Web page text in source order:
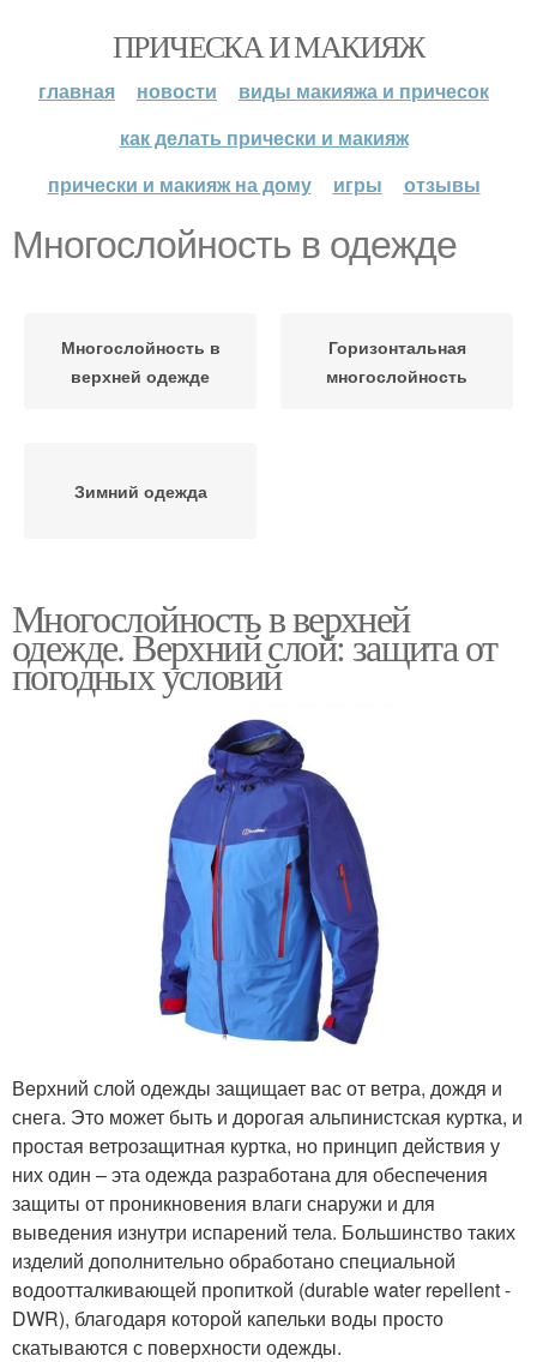
ПРИЧЕСКА И МАКИЯЖ
главная новости
виды макияжа и причесок
как делать прически и макияж
прически и макияж на дому
игры отзывы
Многослойность в одежде
Многослойность в
верхней одежде
Горизонтальная
многослойность
Зимний одежда
Многослойность в верхней
одежде. Верхний слой: защита от
погодных условий
Верхний слой одежды защищает вас от ветра, дождя и
снега. Это может быть и дорогая альпинистская куртка, и
простая ветрозащитная куртка, но принцип действия у
них один – эта одежда разработана для обеспечения
защиты от проникновения влаги снаружи и для
выведения изнутри испарений тела. Большинство таких
изделий дополнительно обработано специальной
водоотталкивающей пропиткой (durable water repellent -
DWR), благодаря которой капельки воды просто
скатываются с поверхности одежды.